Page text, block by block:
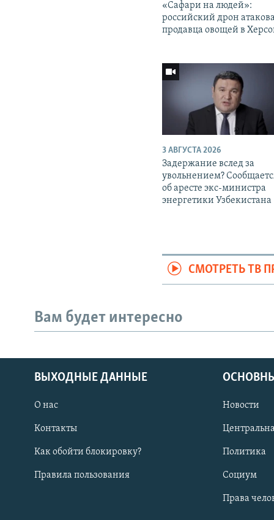
«Cафари на людей»:
российский дрон
продавца овощей в
3 АВГУСТА 2026
Задержание вслед за
увольнением?
об аресте экс-министра
энергетики Узбекистана
СМОТРЕТЬ ТВ
Вам будет интересно
ВЫХОДНЫЕ ДАННЫЕ
О нас
Контакты
Как обойти блокировку?
Правила пользования
Новости
Политика
Социум
Права